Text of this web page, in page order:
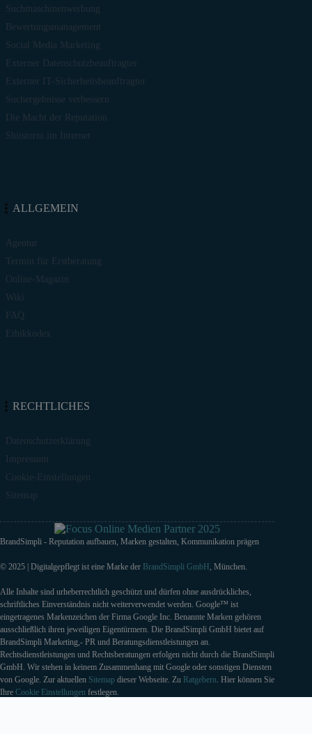
Suchmaschinenwerbung
Bewertungsmanagement
Social Media Marketing
Externer Datenschutzbeauftragter
Externer IT-Sicherheitsbeauftragter
Suchergebnisse verbessern
Die Macht der Reputation
Shitstorm im Internet
ALLGEMEIN
Agentur
Termin für Erstberatung
Online-Magazin
Wiki
FAQ
Ethikkodex
RECHTLICHES
Datenschutzerklärung
Impressum
Cookie-Einstellungen
Sitemap
BrandSimpli - Reputation aufbauen, Marken gestalten, Kommunikation prägen
© 2025 | Digitalgepflegt ist eine Marke der BrandSimpli GmbH , München.
Alle Inhalte sind urheberrechtlich geschützt und dürfen ohne ausdrückliches,
schriftliches Einverständnis nicht weiterverwendet werden. Google™ ist
eingetragenes Markenzeichen der Firma Google Inc. Benannte Marken gehören
ausschließlich ihren jeweiligen Eigentürmern. Die BrandSimpli GmbH bietet auf
BrandSimpli Marketing,- PR und Beratungsdienstleistungen an.
Rechtsdienstleistungen und Rechtsberatungen erfolgen nicht durch die BrandSimpli
GmbH. Wir stehen in keinem Zusammenhang mit Google oder sonstigen Diensten
von Google. Zur aktuellen Sitemap dieser Webseite. Zu Ratgebern. Hier können Sie
Ihre Cookie Einstellungen festlegen.